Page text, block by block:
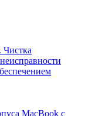
Чистка
MacBook с